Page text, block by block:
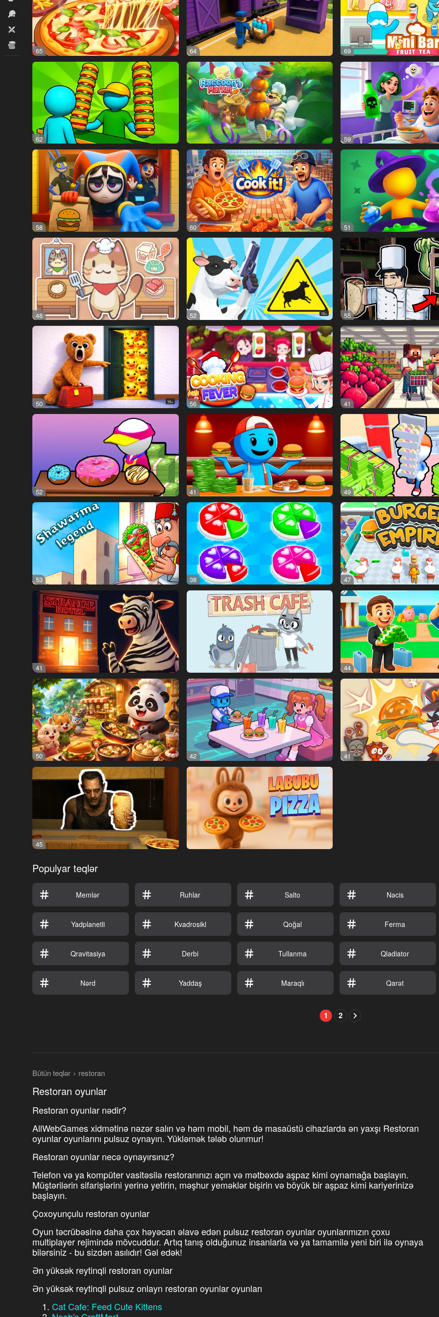
İdman
İki nəfərlik
İqtisadi
65 64 69
62 59
58 60 51
48 52 16+ 55
50 16+ 56 41
52 41 49
53 38 47
41 44
50 42 41
45
Populyar teqlər
Memlər Ruhlar Salto Nəcis
Yadplanetli Kvadrosikl Qoğal Ferma
Qravitasiya Derbi Tullanma Qladiator
Nərd Yaddaş Maraqlı Qarət
1 2
Bütün teqlər restoran
Restoran oyunlar
Restoran oyunlar nədir?
AllWebGames xidmətinə nəzər salın və həm mobil, həm də masaüstü cihazlarda ən yaxşı Restoran
oyunlar oyunlarını pulsuz oynayın. Yükləmək tələb olunmur!
Restoran oyunlar necə oynayırsınız?
Telefon və ya kompüter vasitəsilə restoranınızı açın və mətbəxdə aşpaz kimi oynamağa başlayın.
Müştərilərin sifarişlərini yerinə yetirin, məşhur yeməklər bişirin və böyük bir aşpaz kimi kariyerinizə
başlayın.
Çoxoyunçulu restoran oyunlar
Oyun təcrübəsinə daha çox həyəcan əlavə edən pulsuz restoran oyunlar oyunlarımızın çoxu
multiplayer rejimində mövcuddur. Artıq tanış olduğunuz insanlarla və ya tamamilə yeni biri ilə oynaya
bilərsiniz - bu sizdən asılıdır! Gəl edək!
Ən yüksək reytinqli restoran oyunlar
Ən yüksək reytinqli pulsuz onlayn restoran oyunlar oyunları
Cat Cafe: Feed Cute Kittens